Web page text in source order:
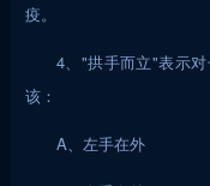
疫。
4、"拱手而立"表示
该：
A、左手在外